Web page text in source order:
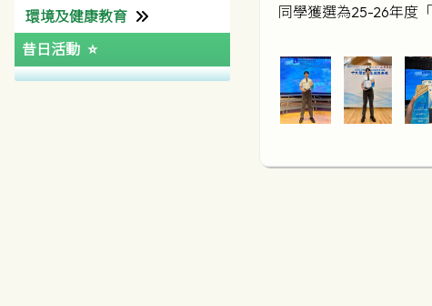
天主教教區中學聯校運動會
特別計劃
SEE Programme
特殊教育需要支援資源
有用連結
大學聯合招生辦法
學友社
其他學習經歷組
學生會
四社
宗教組
道德及公民教育組
有用連結(宗教)
環境及健康教育
環境及學生健康組
陽光計劃
昔日活動
同學獲選為25-26年度